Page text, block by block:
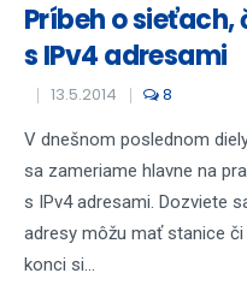
Príbeh o
s IPv4 adresami
13.5.2014 8
V dnešnom poslednom
sa zameriame hlavne na
s IPv4 adresami. Dozviete
adresy môžu mať stanice
konci si...